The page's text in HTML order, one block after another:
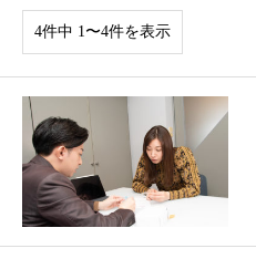
4件中 1〜4件を表示